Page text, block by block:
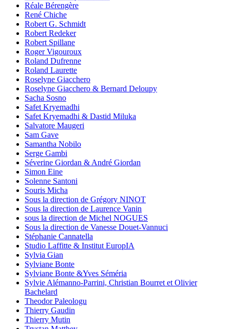
Réale Bérengère
René Chiche
Robert G. Schmidt
Robert Redeker
Robert Spillane
Roger Vigouroux
Roland Dufrenne
Roland Laurette
Roselyne Giacchero
Roselyne Giacchero & Bernard Deloupy
Sacha Sosno
Safet Kryemadhi
Safet Kryemadhi & Dastid Miluka
Salvatore Maugeri
Sam Gave
Samantha Nobilo
Serge Gambi
Séverine Giordan & André Giordan
Simon Eine
Solenne Santoni
Souris Micha
Sous la direction de Grégory NINOT
Sous la direction de Laurence Vanin
sous la direction de Michel NOGUES
Sous la direction de Vanesse Douet-Vannuci
Stéphanie Cannatella
Studio Laffitte & Institut EuropIA
Sylvia Gian
Sylviane Bonte
Sylviane Bonte &Yves Séméria
Sylvie Alémanno-Parrini, Christian Bourret et Olivier
Bachelard
Theodor Paleologu
Thierry Gaudin
Thierry Mutin